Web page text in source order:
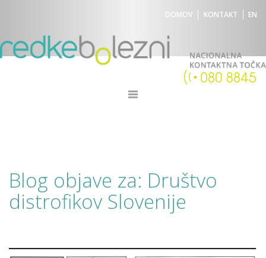
DOMOV KONTAKT EN
Blog objave za: Društvo
distrofikov Slovenije